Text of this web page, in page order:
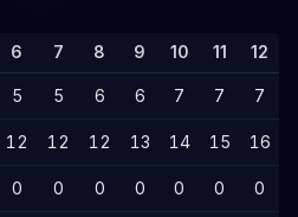
6 7 8 9 10 11 12
5 5 6 6 7 7 7
12 12 12 13 14 15 16
0 0 0 0 0 0 0